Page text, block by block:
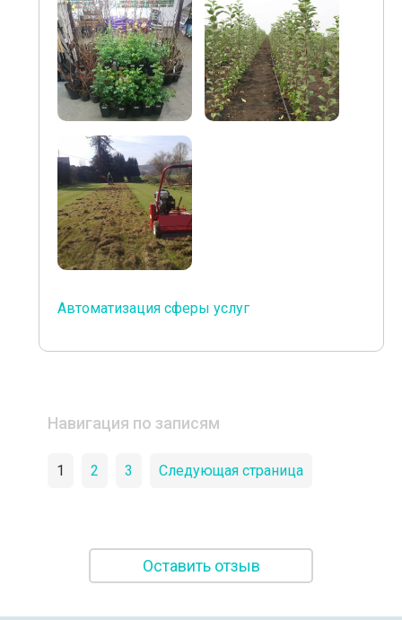
Автоматизация сферы услуг
Навигация по записям
1 2 3 Следующая страница
Оставить отзыв